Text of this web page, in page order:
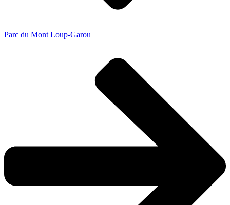
Parc du Mont Loup-Garou